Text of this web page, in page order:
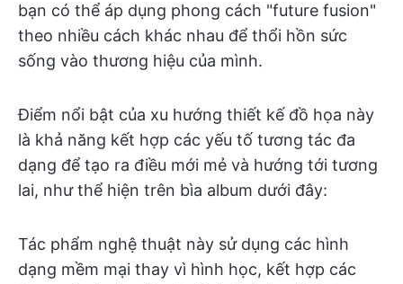
bạn có thể áp dụng phong cách "future fusion"
theo nhiều cách khác nhau để thổi hồn sức
sống vào thương hiệu của mình.
Điểm nổi bật của xu hướng thiết kế đồ họa này
là khả năng kết hợp các yếu tố tương tác đa
dạng để tạo ra điều mới mẻ và hướng tới tương
lai, như thể hiện trên bìa album dưới đây:
Tác phẩm nghệ thuật này sử dụng các hình
dạng mềm mại thay vì hình học, kết hợp các